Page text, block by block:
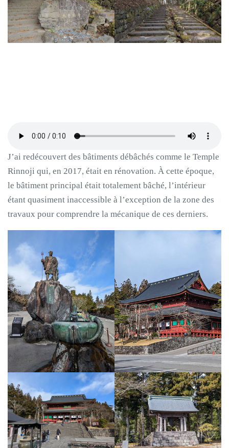
J’ai redécouvert des bâtiments débâchés comme le Temple
Rinnoji qui, en 2017, était en rénovation. À cette époque,
le bâtiment principal était totalement bâché, l’intérieur
étant quasiment inaccessible à l’exception de la zone des
travaux pour comprendre la mécanique de ces derniers.